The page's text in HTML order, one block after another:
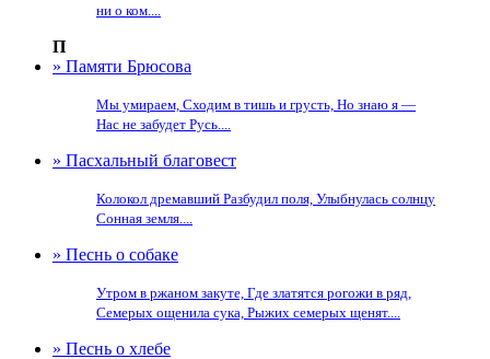
ни о ком....
П
» Памяти Брюсова
Мы умираем, Сходим в тишь и грусть, Но знаю я —
Нас не забудет Русь....
» Пасхальный благовест
Колокол дремавший Разбудил поля, Улыбнулась солнцу
Сонная земля....
» Песнь о собаке
Утром в ржаном закуте, Где златятся рогожи в ряд,
Семерых ощенила сука, Рыжих семерых щенят....
» Песнь о хлебе